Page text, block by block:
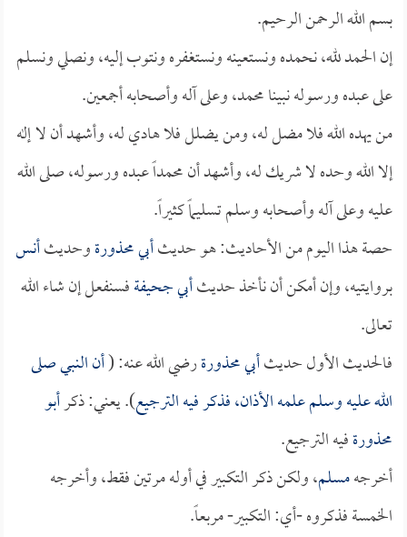
بسم الله الرحمن الرحيم.
إن الحمد لله، نحمده ونستعينه ونستغفره ونتوب إليه، ونصلي ونسلم
على عبده ورسوله نبينا محمد، وعلى آله وأصحابه أجمعين.
من يهده الله فلا مضل له، ومن يضلل فلا هادي له، وأشهد أن لا إله
إلا الله وحده لا شريك له، وأشهد أن محمداً عبده ورسوله، صلى الله
عليه وعلى آله وأصحابه وسلم تسليماً كثيراً.
حصة هذا اليوم من الأحاديث: هو حديثأبي محذورةوحديثأنس
بروايتيه، وإن أمكن أن نأخذ حديثأبي جحيفةفسنفعل إن شاء الله
تعالى.
فالحديث الأول حديثأبي محذورةرضي الله عنه: (أن النبي صلى
الله عليه وسلم علمه الأذان، فذكر فيه الترجيع). يعني: ذكرأبو
محذورةفيه الترجيع.
أخرجهمسلم، ولكن ذكر التكبير في أوله مرتين فقط، وأخرجه
الخمسة فذكروه -أي: التكبير- مربعاً.